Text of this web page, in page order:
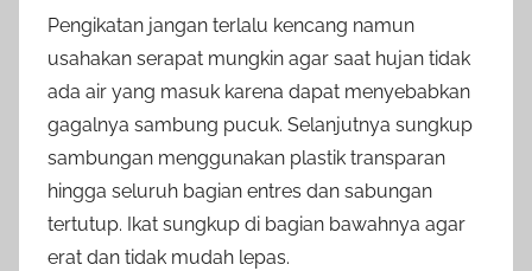
Pengikatan jangan terlalu kencang namun
usahakan serapat mungkin agar saat hujan tidak
ada air yang masuk karena dapat menyebabkan
gagalnya sambung pucuk. Selanjutnya sungkup
sambungan menggunakan plastik transparan
hingga seluruh bagian entres dan sabungan
tertutup. Ikat sungkup di bagian bawahnya agar
erat dan tidak mudah lepas.